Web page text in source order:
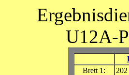
U12A-
Brett 1: